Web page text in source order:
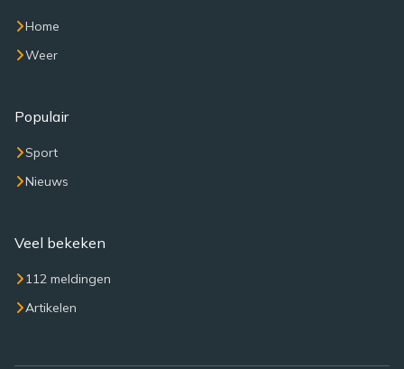
Home
Weer
Populair
Sport
Nieuws
Veel bekeken
112 meldingen
Artikelen